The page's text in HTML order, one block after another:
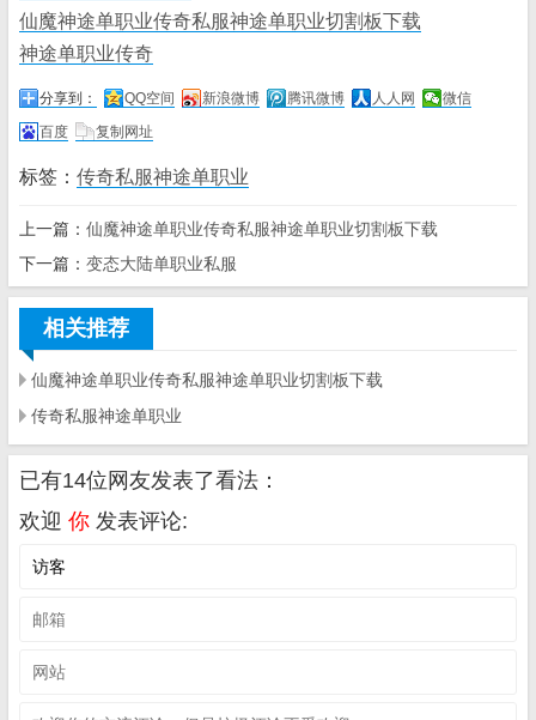
仙魔神途单职业传奇私服神途单职业切割板下载
神途单职业传奇
分享到： QQ空间 新浪微博 腾讯微博 人人网
微信
百度
复制网址
标签： 传奇私服神途单职业
上一篇： 仙魔神途单职业传奇私服神途单职业切割板下载
下一篇： 变态大陆单职业私服
相关推荐
仙魔神途单职业传奇私服神途单职业切割板下载
传奇私服神途单职业
已有14位网友发表了看法：
欢迎 你 发表评论: